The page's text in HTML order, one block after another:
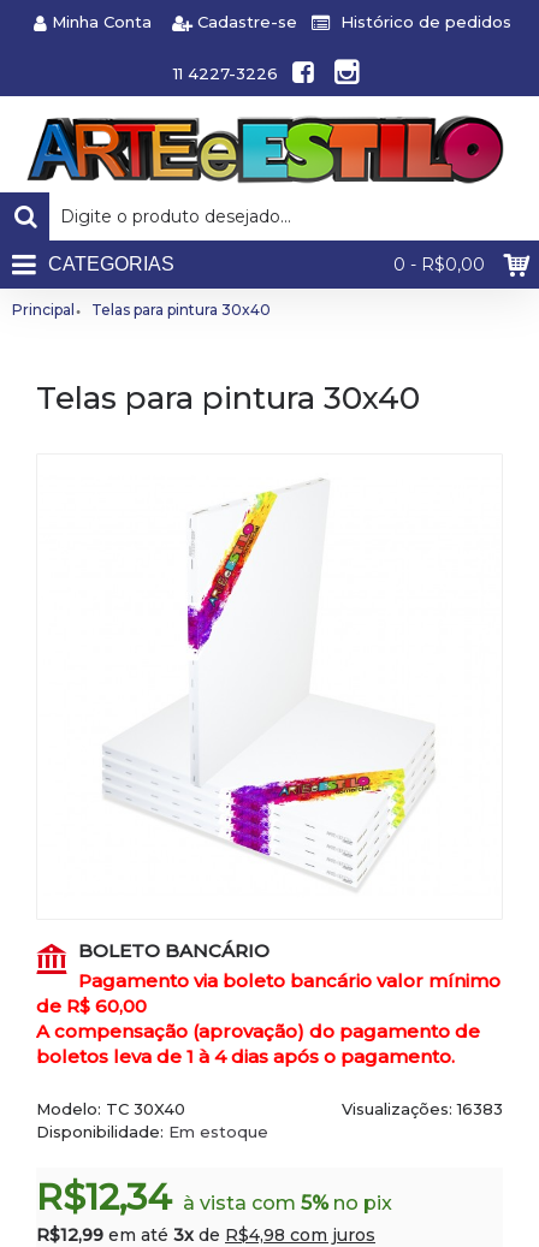
Minha Conta Cadastre-se Histórico de pedidos
11 4227-3226
0 - R$0,00
CATEGORIAS
Principal Telas para pintura 30x40
Telas para pintura 30x40
BOLETO BANCÁRIO
Pagamento via boleto bancário valor mínimo
de R$ 60,00
A compensação (aprovação) do pagamento de
boletos leva de 1 à 4 dias após o pagamento.
Visualizações: 16383
Modelo: TC 30X40
Disponibilidade: Em estoque
R$12,34 à vista com 5%no pix
R$12,99 em até 3x de R$4,98 com juros